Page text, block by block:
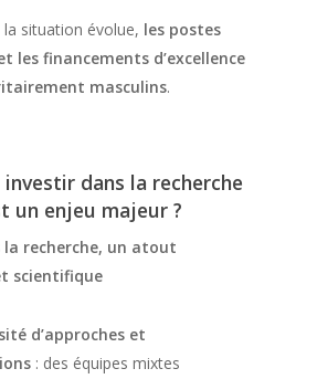
la situation évolue, les postes
les financements d’excellence
masculins.
dans la recherche
un enjeu majeur ?
la recherche, un atout
scientifique
d’approches et
: des équipes mixtes